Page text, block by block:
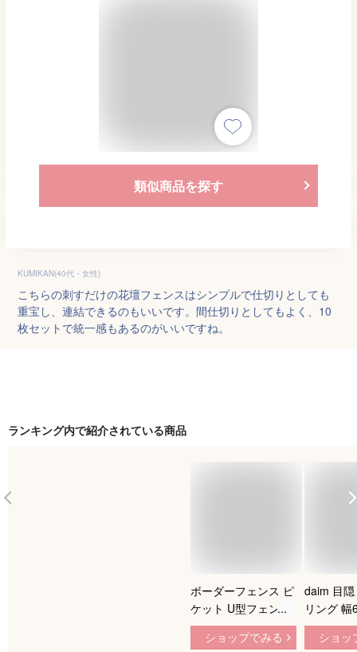
類似商品を探す
KUMIKAN(40代・女性)
こちらの刺すだけの花壇フェンスはシンプルで仕切りとしても
重宝し、連結できるのもいいです。間仕切りとしてもよく、10
枚セットで統一感もあるのがいいですね。
ランキング内で紹介されている商品
ボーダーフェンス ピ
ケット U型フェンス
1枚単品 幅120cm 高
87cm フェンス 木製
ショップでみる
daim 目
リング
180cm 1
decobo
ショッ